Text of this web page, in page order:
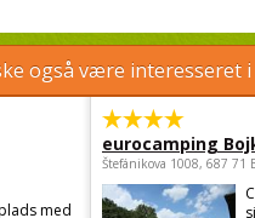
også være interesseret i
med
eurocamping
Štefánikova 1008, 687 71